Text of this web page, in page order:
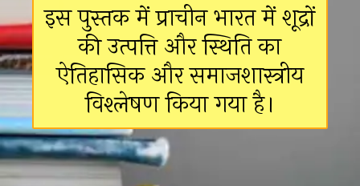
इस पुस्तक में प्राचीन भारत में शूद्रों
की उत्पत्ति और स्थिति का
ऐतिहासिक और समाजशास्त्रीय
विश्लेषण किया गया है।